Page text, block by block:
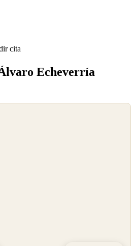
cita
Echeverría